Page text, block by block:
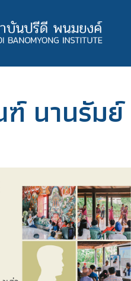
นานรัมย์